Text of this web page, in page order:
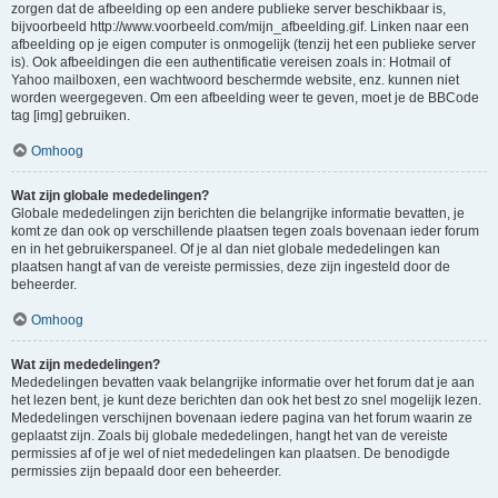
zorgen dat de afbeelding op een andere publieke server beschikbaar is,
bijvoorbeeld http://www.voorbeeld.com/mijn_afbeelding.gif. Linken naar een
afbeelding op je eigen computer is onmogelijk (tenzij het een publieke server
is). Ook afbeeldingen die een authentificatie vereisen zoals in: Hotmail of
Yahoo mailboxen, een wachtwoord beschermde website, enz. kunnen niet
worden weergegeven. Om een afbeelding weer te geven, moet je de BBCode
tag [img] gebruiken.
Omhoog
Wat zijn globale mededelingen?
Globale mededelingen zijn berichten die belangrijke informatie bevatten, je
komt ze dan ook op verschillende plaatsen tegen zoals bovenaan ieder forum
en in het gebruikerspaneel. Of je al dan niet globale mededelingen kan
plaatsen hangt af van de vereiste permissies, deze zijn ingesteld door de
beheerder.
Omhoog
Wat zijn mededelingen?
Mededelingen bevatten vaak belangrijke informatie over het forum dat je aan
het lezen bent, je kunt deze berichten dan ook het best zo snel mogelijk lezen.
Mededelingen verschijnen bovenaan iedere pagina van het forum waarin ze
geplaatst zijn. Zoals bij globale mededelingen, hangt het van de vereiste
permissies af of je wel of niet mededelingen kan plaatsen. De benodigde
permissies zijn bepaald door een beheerder.